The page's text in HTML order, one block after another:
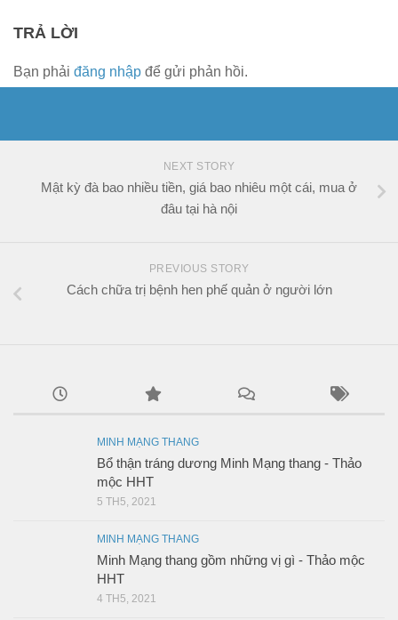
TRẢ LỜI
Bạn phải đăng nhập để gửi phản hồi.
NEXT STORY
Mật kỳ đà bao nhiều tiền, giá bao nhiêu một cái, mua ở
đâu tại hà nội
PREVIOUS STORY
Cách chữa trị bệnh hen phế quản ở người lớn
MINH MẠNG THANG
Bổ thận tráng dương Minh Mạng thang - Thảo
mộc HHT
5 TH5, 2021
MINH MẠNG THANG
Minh Mạng thang gồm những vị gì - Thảo mộc
HHT
4 TH5, 2021